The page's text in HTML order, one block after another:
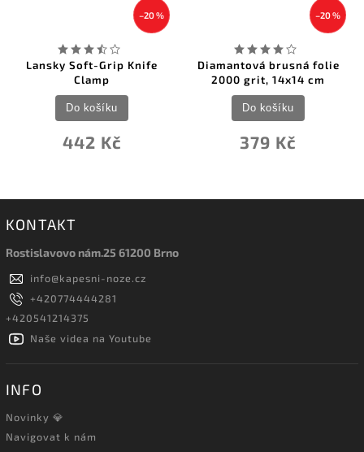
–20 %
Lansky Soft-Grip Knife
Clamp
442 Kč
Do košíku
–20 %
Diamantová brusná folie
2000 grit, 14x14 cm
379 Kč
Do košíku
KONTAKT
Rostislavovo nám.25 61200 Brno
info@kapesni-noze.cz
+420774444281
+420541214375
Naše videa na Youtube
INFO
Novinky 💎
Navigovat k nám